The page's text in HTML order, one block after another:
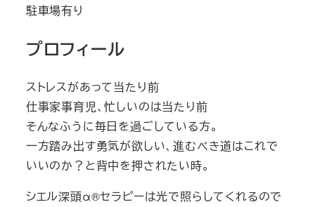
駐車場有り
プロフィール
ストレスがあって当たり前
仕事家事育児、忙しいのは当たり前
そんなふうに毎日を過ごしている方。
一方踏み出す勇気が欲しい、進むべき道はこれで
いいのか？と背中を押されたい時。
シエル深頭α®セラピーは光で照らしてくれるので